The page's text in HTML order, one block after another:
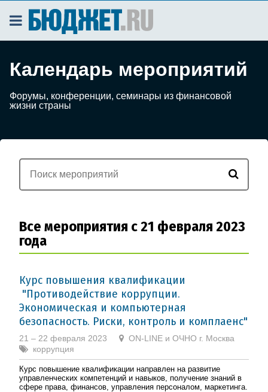
Календарь мероприятий
Форумы, конференции, семинары из финансовой
жизни страны
Все мероприятия с 21 февраля 2023
года
Курс повышения квалификации
"Противодействие коррупции.
Экономическая и компьютерная
безопасность. Риски, контроль и комплаенс"
21 – 22 февраля 2023
ON-LINE и ОЧНО г. Москва
коррупция
Курс повышение квалификации направлен на развитие
управленческих компетенций и навыков, получение знаний в
сфере права, финансов, управления персоналом, маркетинга.